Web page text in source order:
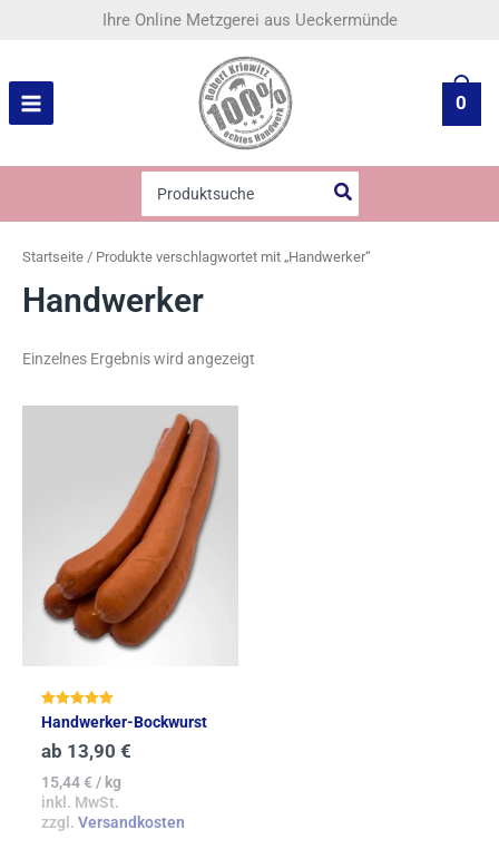
Ihre Online Metzgerei aus Ueckermünde
0
for:
Startseite / Produkte verschlagwortet mit „Handwerker“
Handwerker
Einzelnes Ergebnis wird angezeigt
Bewertet mit
5.00
von 5
Handwerker-Bockwurst
ab 13,90 €
15,44€/ kg
inkl. MwSt.
zzgl. Versandkosten